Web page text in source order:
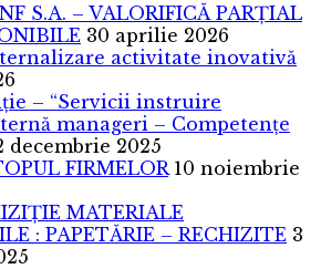
S.A. – VALORIFICĂ PARȚIAL
30 aprilie 2026
activitate inovativă
– “Servicii instruire
manageri – Competențe
decembrie 2025
FIRMELOR 10 noiembrie
MATERIALE
: PAPETĂRIE – RECHIZITE 3